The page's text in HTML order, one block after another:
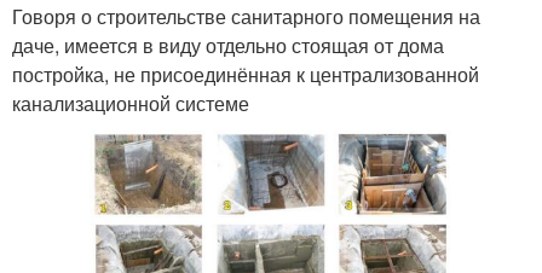
Говоря о строительстве санитарного помещения на
даче, имеется в виду отдельно стоящая от дома
постройка, не присоединённая к централизованной
канализационной системе